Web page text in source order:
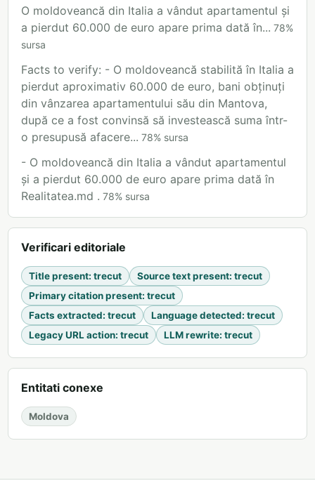
O moldoveancă din Italia a vândut apartamentul și
a pierdut 60.000 de euro apare prima dată în... 78%
sursa
Facts to verify: - O moldoveancă stabilită în Italia a
pierdut aproximativ 60.000 de euro, bani obținuți
din vânzarea apartamentului său din Mantova,
după ce a fost convinsă să investească suma într-
o presupusă afacere... 78% sursa
- O moldoveancă din Italia a vândut apartamentul
și a pierdut 60.000 de euro apare prima dată în
Realitatea.md . 78% sursa
Verificari editoriale
Title present: trecut Source text present: trecut
Primary citation present: trecut
Facts extracted: trecut Language detected: trecut
Legacy URL action: trecut LLM rewrite: trecut
Entitati conexe
Moldova